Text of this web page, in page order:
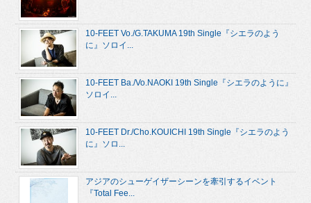
10-FEET Vo./G.TAKUMA 19th Single『シエラのよう
に』ソロイ...
10-FEET Ba./Vo.NAOKI 19th Single『シエラのように』
ソロイ...
10-FEET Dr./Cho.KOUICHI 19th Single『シエラのよう
に』ソロ...
アジアのシューゲイザーシーンを牽引するイベント
『Total Fee...